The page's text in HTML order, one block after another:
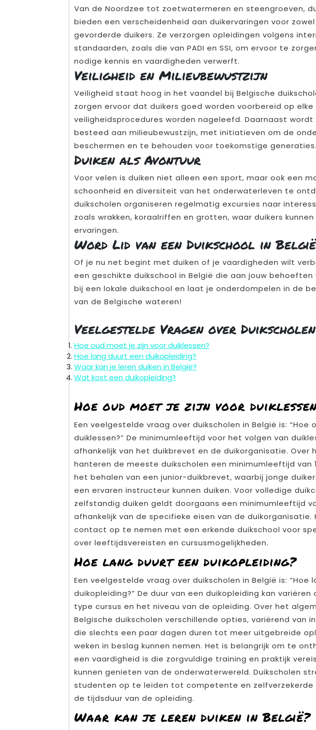
Van de Noordzee tot zoetwatermeren en steengroeven,
bieden een verscheidenheid aan duikervaringen voor
gevorderde duikers. Ze verzorgen opleidingen volgens
standaarden, zoals die van PADI en SSI, om ervoor te
nodige kennis en vaardigheden verwerft.
Veiligheid en Milieubewustzijn
Veiligheid staat hoog in het vaandel bij Belgische
zorgen ervoor dat duikers goed worden voorbereid op
veiligheidsprocedures worden nageleefd. Daarnaast
besteed aan milieubewustzijn, met initiatieven om de
beschermen en te behouden voor toekomstige generaties.
Duiken als Avontuur
Voor velen is duiken niet alleen een sport, maar ook een
schoonheid en diversiteit van het onderwaterleven te
duikscholen organiseren regelmatig excursies naar
zoals wrakken, koraalriffen en grotten, waar duikers
ervaringen.
Word Lid van een Duikschool in België
Of je nu net begint met duiken of je vaardigheden wilt
een geschikte duikschool in België die aan jouw
bij een lokale duikschool en laat je onderdompelen in de
van de Belgische wateren!
Veelgestelde Vragen over
Hoe oud moet je zijn voor duiklessen?
Hoe lang duurt een duikopleiding?
Waar kan je leren duiken in België?
Wat kost een duikopleiding?
Hoe oud moet je zijn voor
Een veelgestelde vraag over duikscholen in België is: “Hoe
duiklessen?” De minimumleeftijd voor het volgen van
afhankelijk van het duikbrevet en de duikorganisatie. Over
hanteren de meeste duikscholen een minimumleeftijd van
het behalen van een junior-duikbrevet, waarbij jonge
een ervaren instructeur kunnen duiken. Voor volledige
zelfstandig duiken geldt doorgaans een minimumleeftijd
afhankelijk van de specifieke eisen van de duikorganisatie.
contact op te nemen met een erkende duikschool voor
over leeftijdsvereisten en cursusmogelijkheden.
Hoe lang duurt een duikopleiding?
Een veelgestelde vraag over duikscholen in België is: “Hoe
duikopleiding?” De duur van een duikopleiding kan variëren
type cursus en het niveau van de opleiding. Over het
Belgische duikscholen verschillende opties, variërend van
die slechts een paar dagen duren tot meer uitgebreide
weken in beslag kunnen nemen. Het is belangrijk om te
een vaardigheid is die zorgvuldige training en praktijk
kunnen genieten van de onderwaterwereld. Duikscholen
studenten op te leiden tot competente en zelfverzekerde
de tijdsduur van de opleiding.
Waar kan je leren duiken in België?